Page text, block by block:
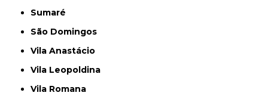
Sumaré
São Domingos
Vila Anastácio
Vila Leopoldina
Vila Romana